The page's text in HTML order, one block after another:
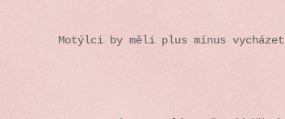
Motýlci by měli plus mínus